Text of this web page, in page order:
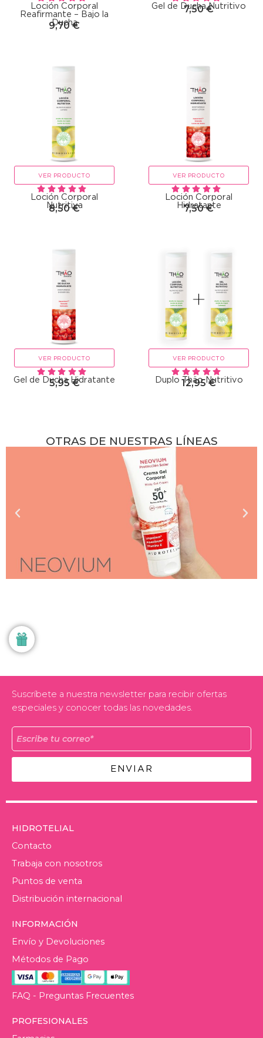
Loción Corporal
Reafirmante – Bajo la
Ducha
9,70€
Gel de Ducha Nutritivo
7,50€
VER PRODUCTO
Loción Corporal
Nutritiva
8,50€
VER PRODUCTO
Loción Corporal
Hidratante
7,50€
VER PRODUCTO
Gel de Ducha Hidratante
5,95€
VER PRODUCTO
Duplo Thäo Nutritivo
12,95€
OTRAS DE NUESTRAS LÍNEAS
Suscríbete a nuestra newsletter para recibir ofertas
especiales y conocer todas las novedades.
ENVIAR
HIDROTELIAL
Contacto
Trabaja con nosotros
Puntos de venta
Distribución internacional
INFORMACIÓN
Envío y Devoluciones
Métodos de Pago
FAQ - Preguntas Frecuentes
PROFESIONALES